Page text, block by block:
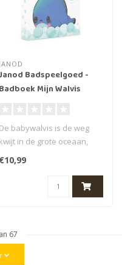
JANOD
Badspeelgoed -
Badboek Mijn Walvis
De babywalvis is de weg
kwijt in de grote oceaan,
help hem zijn moeder te
vinden..
€10,99
67